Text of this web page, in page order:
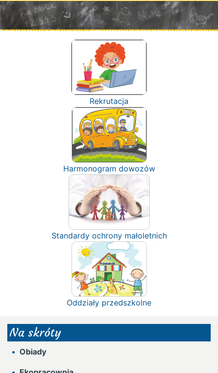
Rekrutacja
Harmonogram dowozów
Standardy ochrony małoletnich
Oddziały przedszkolne
Na skróty
Obiady